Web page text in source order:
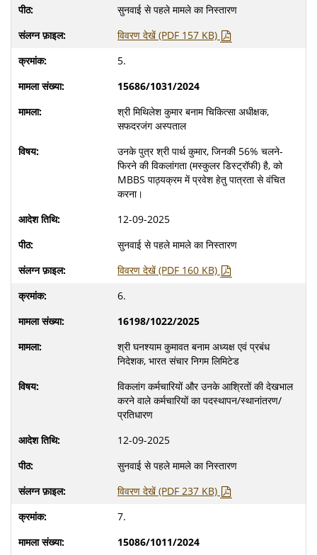
सुनवाई से पहले मामले का निस्तारण
विवरण देखें (PDF 157 KB)
5.
15686/1031/2024
श्री मिथिलेश कुमार बनाम चिकित्सा अधीक्षक,
सफदरजंग अस्पताल
उनके पुत्र श्री पार्थ कुमार, जिनकी 56% चलने-
फिरने की विकलांगता (मस्कुलर डिस्ट्रॉफी) है, को
MBBS पाठ्यक्रम में प्रवेश हेतु पात्रता से वंचित
करना।
12-09-2025
सुनवाई से पहले मामले का निस्तारण
विवरण देखें (PDF 160 KB)
6.
16198/1022/2025
श्री घनश्याम कुमावत बनाम अध्यक्ष एवं प्रबंध
निदेशक, भारत संचार निगम लिमिटेड
विकलांग कर्मचारियों और उनके आश्रितों की देखभाल
करने वाले कर्मचारियों का पदस्थापन/स्थानांतरण/
प्रतिधारण
12-09-2025
सुनवाई से पहले मामले का निस्तारण
विवरण देखें (PDF 237 KB)
7.
15086/1011/2024